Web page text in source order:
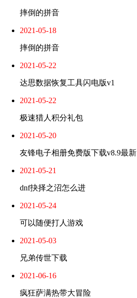
摔倒的拼音
2021-05-18
摔倒的拼音
2021-05-22
达思数据恢复工具闪电版v1
2021-05-22
极速猎人积分礼包
2021-05-20
友锋电子相册免费版下载v8.9最新
2021-05-21
dnf抉择之沼怎么进
2021-05-24
可以随便打人游戏
2021-05-03
兄弟传世下载
2021-06-16
疯狂萨满热带大冒险